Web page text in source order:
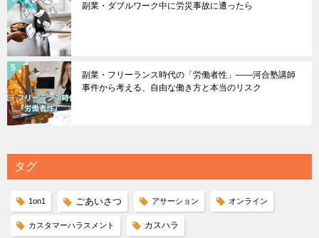
副業・ダブルワーク中に労災事故に遭ったら
副業・フリーランス時代の「労働者性」――河合塾講師
事件から考える、自由な働き方と本当のリスク
タグ
1on1 ごあいさつ アサーション オンライン
カスタマーハラスメント カスハラ